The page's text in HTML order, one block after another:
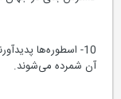
10- اسطوره‌ها
آن شمرده می‌شوند.